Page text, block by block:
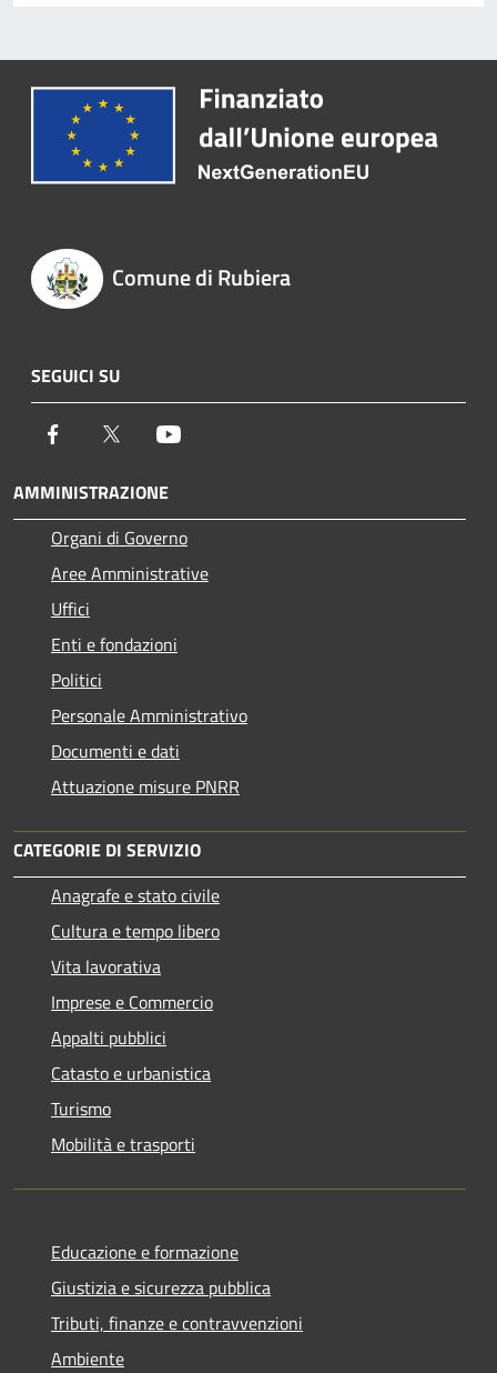
Comune di Rubiera
SEGUICI SU
Facebook Twitter
AMMINISTRAZIONE
Organi di Governo
Aree Amministrative
Uffici
Enti e fondazioni
Politici
Personale Amministrativo
Documenti e dati
Attuazione misure PNRR
CATEGORIE DI SERVIZIO
Anagrafe e stato civile
Cultura e tempo libero
Vita lavorativa
Imprese e Commercio
Appalti pubblici
Catasto e urbanistica
Turismo
Mobilità e trasporti
Educazione e formazione
Giustizia e sicurezza pubblica
Tributi, finanze e contravvenzioni
Ambiente